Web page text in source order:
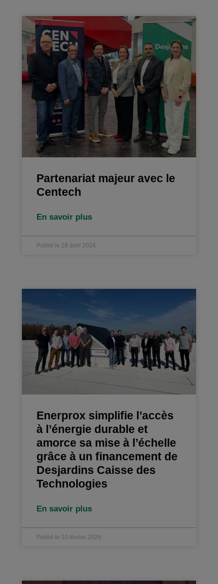
Partenariat majeur avec le
Centech
En savoir plus
Publié le 28 avril 2026
Enerprox simplifie l’accès
à l’énergie durable et
amorce sa mise à l’échelle
grâce à un financement de
Desjardins Caisse des
Technologies
En savoir plus
Publié le 10 février 2026